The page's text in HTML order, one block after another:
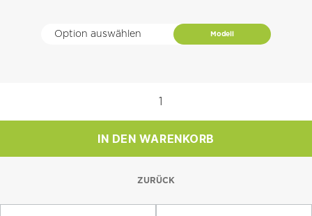
Modell
Pizzastein
IN DEN WARENKORB
ZURÜCK